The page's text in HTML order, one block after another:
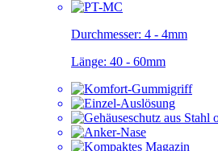
Durchmesser: 4 - 4mm
Länge: 40 - 60mm